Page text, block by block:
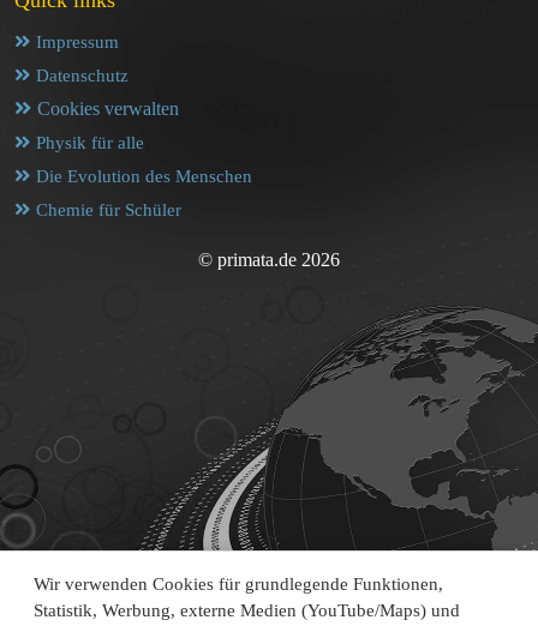
Wir verwenden Cookies für grundlegende Funktionen,
Statistik, Werbung, externe Medien (YouTube/Maps) und
Impressum
Datenschutz
Cookies verwalten
Physik für alle
Die Evolution des Menschen
Chemie für Schüler
© primata.de 2026